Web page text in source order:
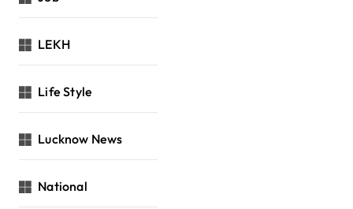
LEKH
Life Style
Lucknow News
National